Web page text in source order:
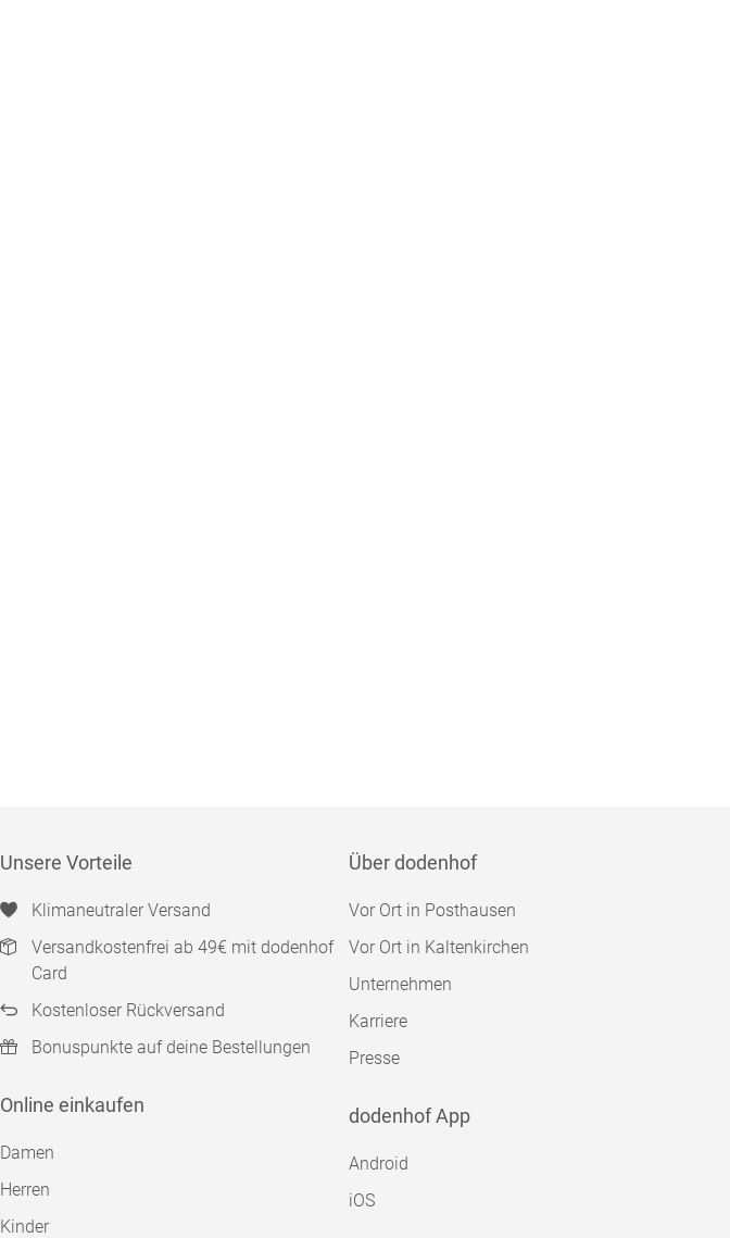
Unsere Vorteile
Klimaneutraler Versand
Versandkostenfrei ab 49€ mit dodenhof
Card
Kostenloser Rückversand
Bonuspunkte auf deine Bestellungen
Online einkaufen
Damen
Herren
Kinder
Über dodenhof
Vor Ort in Posthausen
Vor Ort in Kaltenkirchen
Unternehmen
Karriere
Presse
dodenhof App
Android
iOS